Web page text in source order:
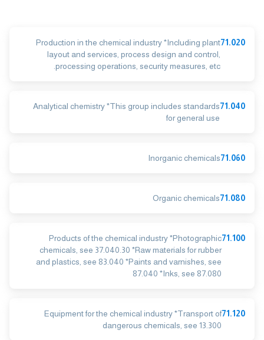
71.020
Production in the chemical industry *Including plant
layout and services, process design and control,
processing operations, security measures, etc.
71.040
Analytical chemistry *This group includes standards
for general use
71.060
Inorganic chemicals
71.080
Organic chemicals
71.100
Products of the chemical industry *Photographic
chemicals, see 37.040.30 *Raw materials for rubber
and plastics, see 83.040 *Paints and varnishes, see
87.040 *Inks, see 87.080
71.120
Equipment for the chemical industry *Transport of
dangerous chemicals, see 13.300